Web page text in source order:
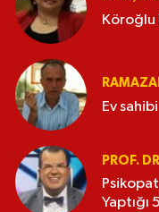
Köroğlu
Ev
PROF.
Yaptığı